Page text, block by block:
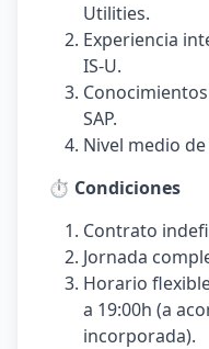
Utilities.
Experiencia
IS-U.
SAP.
Nivel medio
⏱️ Condiciones
Contrato
Jornada
Horario
a 19:00h (a
incorporada).